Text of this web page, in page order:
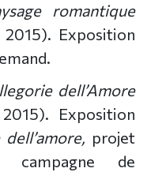
romantique
Exposition
dell’Amore
Exposition
projet
de